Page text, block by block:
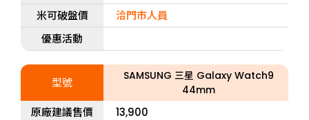
米可破盤價
洽門市人員
優惠活動
型號
SAMSUNG 三星 Galaxy Watch9
44mm
原廠建議售價
13,900